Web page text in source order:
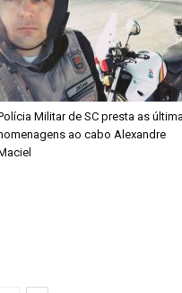
Militar de SC presta as
homenagens ao cabo Alexandre